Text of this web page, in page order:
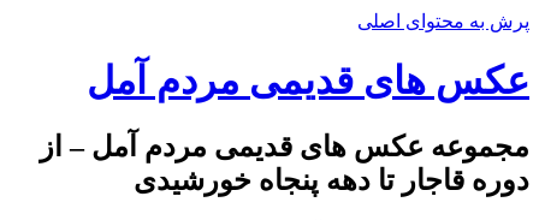
پرش به محتوای اصلی
عکس های قدیمی مردم آمل
مجموعه عکس های قدیمی مردم آمل – از
دوره قاجار تا دهه پنجاه خورشیدی